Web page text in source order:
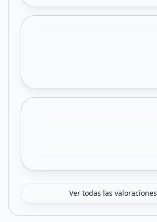
Ver todas las valoraciones